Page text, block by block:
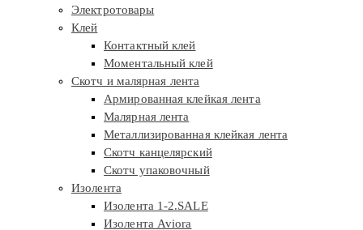
Электротовары
Клей
Контактный клей
Моментальный клей
Скотч и малярная лента
Армированная клейкая лента
Малярная лента
Металлизированная клейкая лента
Скотч канцелярский
Скотч упаковочный
Изолента
Изолента 1-2.SALE
Изолента Aviora